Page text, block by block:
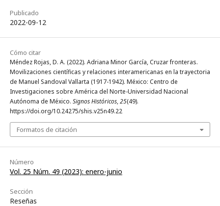
Publicado
2022-09-12
Cómo citar
Méndez Rojas, D. A. (2022). Adriana Minor García, Cruzar fronteras.
Movilizaciones científicas y relaciones interamericanas en la trayectoria
de Manuel Sandoval Vallarta (1917-1942). México: Centro de
Investigaciones sobre América del Norte-Universidad Nacional
Autónoma de México. Signos Históricos,25(49).
https://doi.org/10.24275/shis.v25n49.22
Formatos de citación
Número
Vol. 25 Núm. 49 (2023): enero-junio
Sección
Reseñas